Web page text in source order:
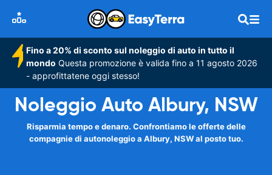
Fino a 20% di sconto sul noleggio di auto in tutto il
mondo Questa promozione è valida fino a 11 agosto 2026
- approfittatene oggi stesso!
Noleggio Auto Albury, NSW
Risparmia tempo e denaro. Confrontiamo le offerte delle
compagnie di autonoleggio a Albury, NSW al posto tuo.